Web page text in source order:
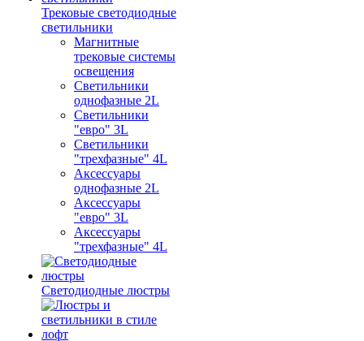
Трековые светодиодные
светильники
Магнитные
трековые системы
освещения
Светильники
однофазные 2L
Светильники
"евро" 3L
Светильники
"трехфазные" 4L
Аксессуары
однофазные 2L
Аксессуары
"евро" 3L
Аксессуары
"трехфазные" 4L
Светодиодные люстры